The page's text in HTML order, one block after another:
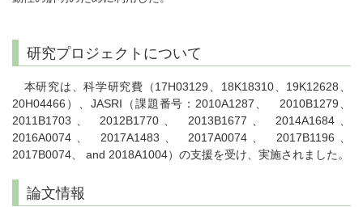
研究プロジェクトについて
本研究は、科学研究費（17H03129、18K18310、19K12628、
20H04466）、JASRI（課題番号：2010A1287、 2010B1279、
2011B1703、 2012B1770、 2013B1677、 2014A1684、
2016A0074、 2017A1483、 2017A0074、 2017B1196、
2017B0074、 and 2018A1004）の支援を受け、実施されました。
論文情報